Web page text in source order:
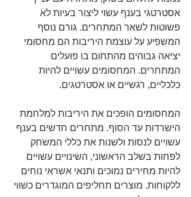
אסטרטגי בענף עשוי ליצור בעיות לא
פשוטות לשאר המתחרים. גורם נוסף
המשפיע על עוצמת היריבות הם מחסומי
יציאה גבוהים מהתחום בו פועלים
המתחרים. המחסומים עשויים להיות
כלכליים, רגשיים או אסטרטגים.
המחסומים הופכים את היריבות למלחמת
הישרדות עד הסוף. מתחרים חדשים בענף
עשויים לנסות ולשנות את כללי המשחק
לפחות בשלב הראשוני, השינויים עשויים
להיות מחירים נמוכים ותנאי אשראי נוחים
ללקוחות. מוצרים תחליפים המוגדרים כשווי